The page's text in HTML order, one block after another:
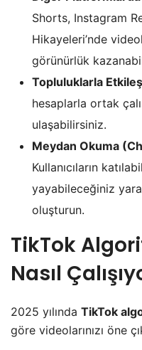
Shorts, Instagram
Hikayeleri’nde
görünürlük
Topluluklarla
hesaplarla ortak
ulaşabilirsiniz.
Meydan Okuma
Kullanıcıların
yayabileceğiniz
oluşturun.
TikTok
Nasıl
2025 yılında TikTok
göre videolarınızı öne